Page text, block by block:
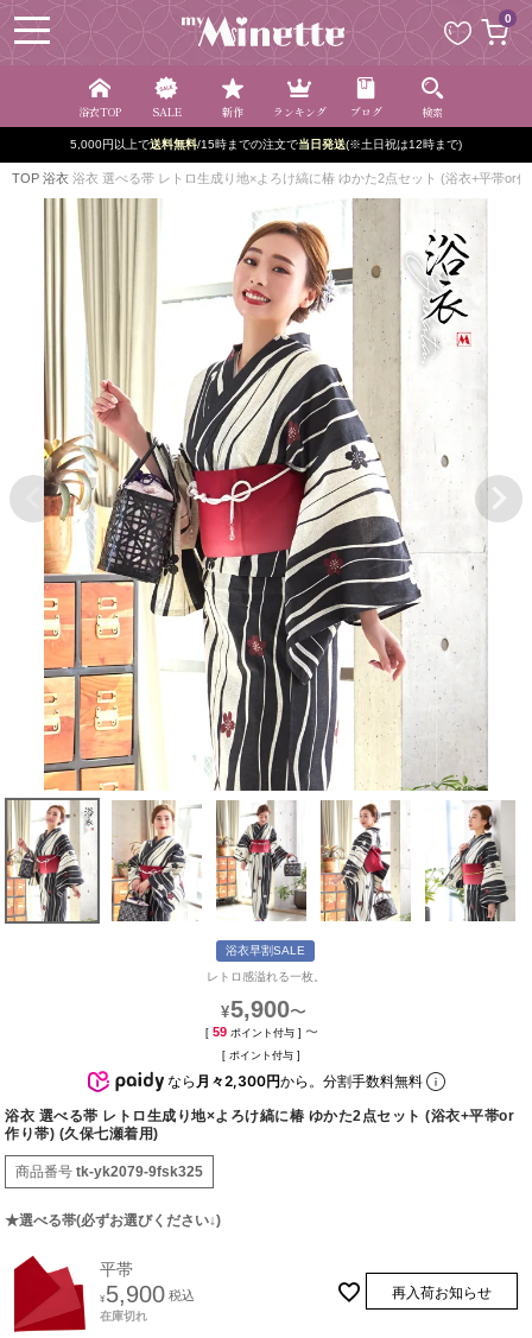
0
浴衣TOP SALE 新作 ランキング ブログ 検索
5,000円以上で送料無料/15時までの注文で当日発送(※土日祝は12時まで)
TOP 浴衣 浴衣 選べる帯 レトロ生成り地×よろけ縞に椿 ゆかた2点セット (浴衣+平帯or
浴衣早割SALE
レトロ感溢れる一枚。
¥5,900〜
[ 59 ポイント付与 ] 〜
[ ポイント付与 ]
なら 月々2,300円から。分割手数料無料
浴衣 選べる帯 レトロ生成り地×よろけ縞に椿 ゆかた2点セット (浴衣+平帯or
作り帯) (久保七瀬着用)
商品番号 tk-yk2079-9fsk325
★選べる帯(必ずお選びください↓)
平帯
¥ 5,900 税込
在庫切れ
再入荷お知らせ
ペー
ジト
ップ